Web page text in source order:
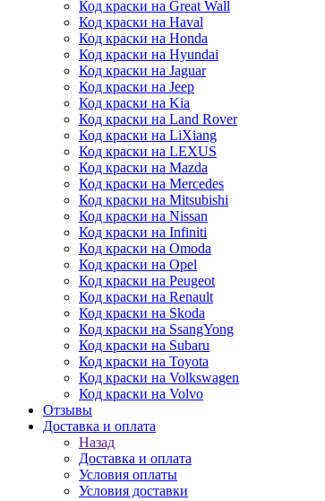
Код краски на Great Wall
Код краски на Haval
Код краски на Honda
Код краски на Hyundai
Код краски на Jaguar
Код краски на Jeep
Код краски на Kia
Код краски на Land Rover
Код краски на LiXiang
Код краски на LEXUS
Код краски на Mazda
Код краски на Mercedes
Код краски на Mitsubishi
Код краски на Nissan
Код краски на Infiniti
Код краски на Omoda
Код краски на Opel
Код краски на Peugeot
Код краски на Renault
Код краски на Skoda
Код краски на SsangYong
Код краски на Subaru
Код краски на Toyota
Код краски на Volkswagen
Код краски на Volvo
Отзывы
Доставка и оплата
Назад
Доставка и оплата
Условия оплаты
Условия доставки